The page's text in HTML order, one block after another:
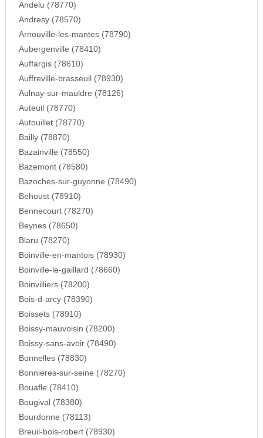
Andelu (78770)
Andresy (78570)
Arnouville-les-mantes (78790)
Aubergenville (78410)
Auffargis (78610)
Auffreville-brasseuil (78930)
Aulnay-sur-mauldre (78126)
Auteuil (78770)
Autouillet (78770)
Bailly (78870)
Bazainville (78550)
Bazemont (78580)
Bazoches-sur-guyonne (78490)
Behoust (78910)
Bennecourt (78270)
Beynes (78650)
Blaru (78270)
Boinville-en-mantois (78930)
Boinville-le-gaillard (78660)
Boinvilliers (78200)
Bois-d-arcy (78390)
Boissets (78910)
Boissy-mauvoisin (78200)
Boissy-sans-avoir (78490)
Bonnelles (78830)
Bonnieres-sur-seine (78270)
Bouafle (78410)
Bougival (78380)
Bourdonne (78113)
Breuil-bois-robert (78930)